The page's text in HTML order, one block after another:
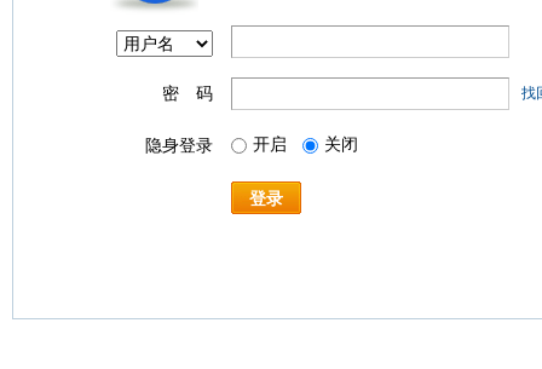
密 码 找
隐身登录 开启 关闭
登录